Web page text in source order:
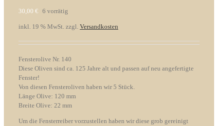
30,00 € 6 vorrätig
inkl. 19 % MwSt. zzgl. Versandkosten
Fensterolive Nr. 140
Diese Oliven sind ca. 125 Jahre alt und passen auf neu angefertigte
Fenster!
Von diesen Fensteroliven haben wir 5 Stück.
Länge Olive: 120 mm
Breite Olive: 22 mm
Um die Fensterreiber vorzustellen haben wir diese grob gereinigt